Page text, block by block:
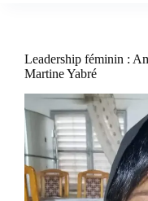
Leadership féminin :
Martine Yabré